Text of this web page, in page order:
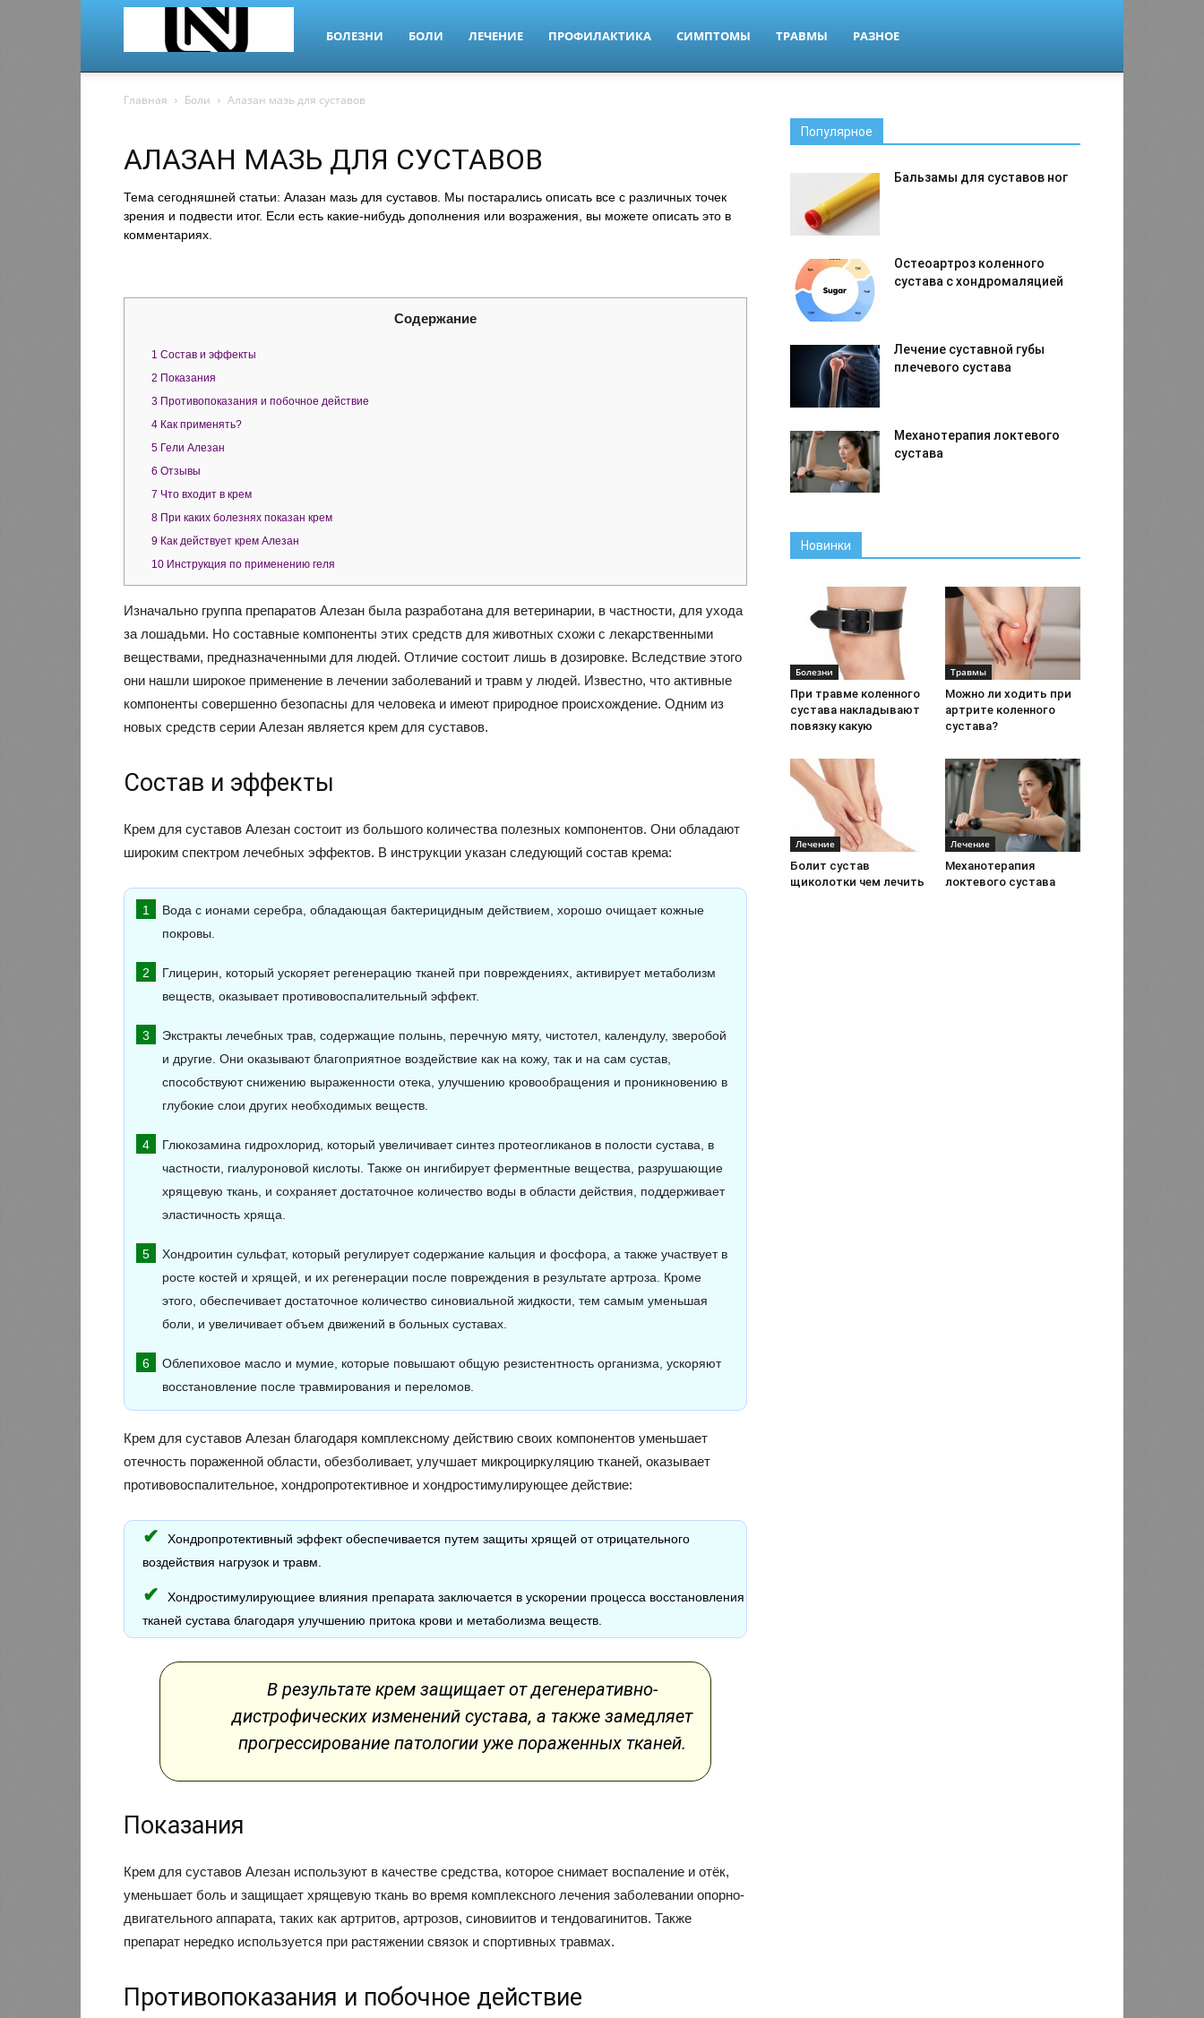
nano-
dr.ru
БОЛЕЗНИ БОЛИ ЛЕЧЕНИЕ ПРОФИЛАКТИКА СИМПТОМЫ ТРАВМЫ РАЗНОЕ
Главная Боли Алазан мазь для суставов
АЛАЗАН МАЗЬ ДЛЯ СУСТАВОВ
Тема сегодняшней статьи: Алазан мазь для суставов. Мы постарались описать все с различных точек
зрения и подвести итог. Если есть какие-нибудь дополнения или возражения, вы можете описать это в
комментариях.
Содержание
1 Состав и эффекты
2 Показания
3 Противопоказания и побочное действие
4 Как применять?
5 Гели Алезан
6 Отзывы
7 Что входит в крем
8 При каких болезнях показан крем
9 Как действует крем Алезан
10 Инструкция по применению геля
Изначально группа препаратов Алезан была разработана для ветеринарии, в частности, для ухода
за лошадьми. Но составные компоненты этих средств для животных схожи с лекарственными
веществами, предназначенными для людей. Отличие состоит лишь в дозировке. Вследствие этого
они нашли широкое применение в лечении заболеваний и травм у людей. Известно, что активные
компоненты совершенно безопасны для человека и имеют природное происхождение. Одним из
новых средств серии Алезан является крем для суставов.
Состав и эффекты
Крем для суставов Алезан состоит из большого количества полезных компонентов. Они обладают
широким спектром лечебных эффектов. В инструкции указан следующий состав крема:
Вода с ионами серебра, обладающая бактерицидным действием, хорошо очищает кожные
покровы.
Глицерин, который ускоряет регенерацию тканей при повреждениях, активирует метаболизм
веществ, оказывает противовоспалительный эффект.
Экстракты лечебных трав, содержащие полынь, перечную мяту, чистотел, календулу, зверобой
и другие. Они оказывают благоприятное воздействие как на кожу, так и на сам сустав,
способствуют снижению выраженности отека, улучшению кровообращения и проникновению в
глубокие слои других необходимых веществ.
Глюкозамина гидрохлорид, который увеличивает синтез протеогликанов в полости сустава, в
частности, гиалуроновой кислоты. Также он ингибирует ферментные вещества, разрушающие
хрящевую ткань, и сохраняет достаточное количество воды в области действия, поддерживает
эластичность хряща.
Хондроитин сульфат, который регулирует содержание кальция и фосфора, а также участвует в
росте костей и хрящей, и их регенерации после повреждения в результате артроза. Кроме
этого, обеспечивает достаточное количество синовиальной жидкости, тем самым уменьшая
боли, и увеличивает объем движений в больных суставах.
Облепиховое масло и мумие, которые повышают общую резистентность организма, ускоряют
восстановление после травмирования и переломов.
Крем для суставов Алезан благодаря комплексному действию своих компонентов уменьшает
отечность пораженной области, обезболивает, улучшает микроциркуляцию тканей, оказывает
противовоспалительное, хондропротективное и хондростимулирующее действие:
Хондропротективный эффект обеспечивается путем защиты хрящей от отрицательного
воздействия нагрузок и травм.
Хондростимулирующиее влияния препарата заключается в ускорении процесса восстановления
тканей сустава благодаря улучшению притока крови и метаболизма веществ.
В результате крем защищает от дегенеративно-
дистрофических изменений сустава, а также замедляет
прогрессирование патологии уже пораженных тканей.
Показания
Крем для суставов Алезан используют в качестве средства, которое снимает воспаление и отёк,
уменьшает боль и защищает хрящевую ткань во время комплексного лечения заболевании опорно-
двигательного аппарата, таких как артритов, артрозов, синовиитов и тендовагинитов. Также
препарат нередко используется при растяжении связок и спортивных травмах.
Противопоказания и побочное действие
Популярное
Бальзамы для суставов ног
Остеоартроз коленного
сустава с хондромаляцией
Лечение суставной губы
плечевого сустава
Механотерапия локтевого
сустава
Новинки
Болезни
При травме коленного
сустава накладывают
повязку какую
Травмы
Можно ли ходить при
артрите коленного
сустава?
Лечение
Болит сустав
щиколотки чем лечить
Лечение
Механотерапия
локтевого сустава